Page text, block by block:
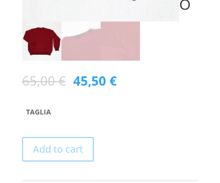
O
65,00€ 45,50 €
TAGLIA
Add to cart